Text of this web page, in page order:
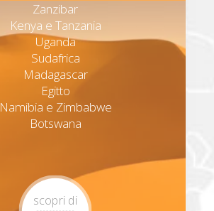
Zanzibar
Kenya e Tanzania
Uganda
Sudafrica
Madagascar
Egitto
Namibia e Zimbabwe
Botswana
scopri di